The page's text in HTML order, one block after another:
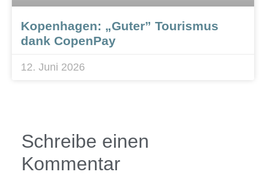
Kopenhagen: „Guter” Tourismus
dank CopenPay
12. Juni 2026
Schreibe einen
Kommentar